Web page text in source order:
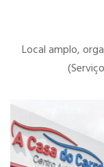
Local amplo,